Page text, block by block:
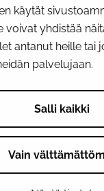
käytät
voivat yhdistää
antanut heille tai
palvelujaan.
Salli kaikki
Vain